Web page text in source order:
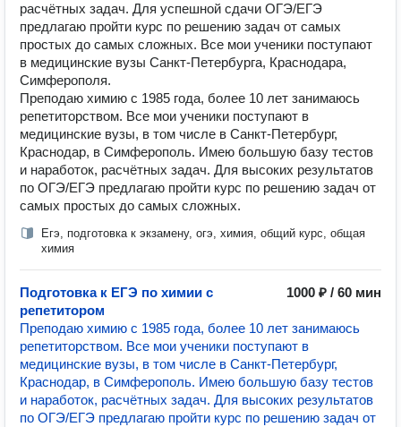
расчётных задач. Для успешной сдачи ОГЭ/ЕГЭ
предлагаю пройти курс по решению задач от самых
простых до самых сложных. Все мои ученики поступают
в медицинские вузы Санкт-Петербурга, Краснодара,
Симферополя.
Преподаю химию с 1985 года, более 10 лет занимаюсь
репетиторством. Все мои ученики поступают в
медицинские вузы, в том числе в Санкт-Петербург,
Краснодар, в Симферополь. Имею большую базу тестов
и наработок, расчётных задач. Для высоких результатов
по ОГЭ/ЕГЭ предлагаю пройти курс по решению задач от
самых простых до самых сложных.
Егэ, подготовка к экзамену, огэ, химия, общий курс, общая
химия
Подготовка к ЕГЭ по химии с
репетитором
1000 ₽ / 60 мин
Преподаю химию с 1985 года, более 10 лет занимаюсь
репетиторством. Все мои ученики поступают в
медицинские вузы, в том числе в Санкт-Петербург,
Краснодар, в Симферополь. Имею большую базу тестов
и наработок, расчётных задач. Для высоких результатов
по ОГЭ/ЕГЭ предлагаю пройти курс по решению задач от